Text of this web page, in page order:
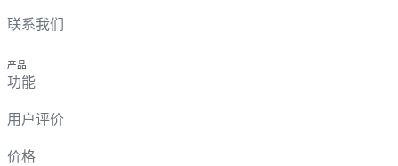
联系我们
产品
功能
用户评价
价格